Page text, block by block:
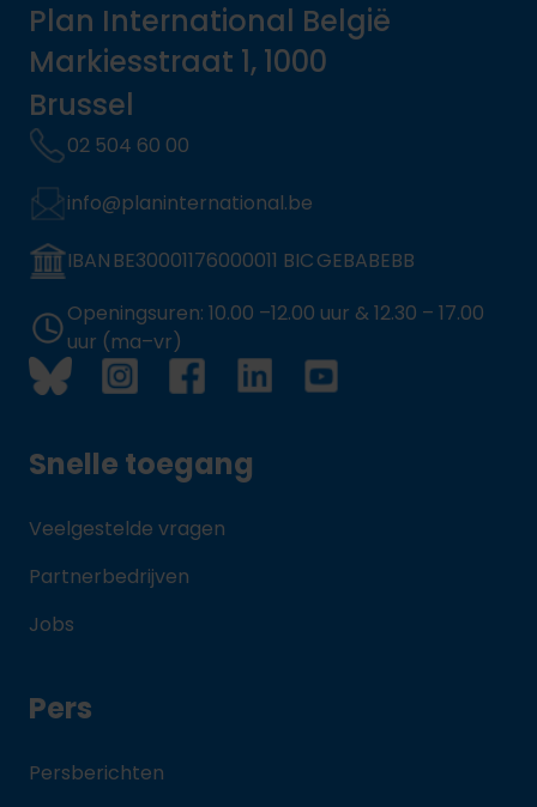
Plan International België
Markiesstraat 1, 1000
Brussel
02 504 60 00
info@planinternational.be
IBAN BE30001176000011 BIC GEBABEBB
Openingsuren: 10.00 –12.00 uur & 12.30 – 17.00
uur (ma–vr)
Snelle toegang
Veelgestelde vragen
Partnerbedrijven
Jobs
Pers
Persberichten